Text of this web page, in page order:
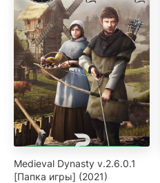
Medieval Dynasty v.2.6.0.1
[Папка игры] (2021)